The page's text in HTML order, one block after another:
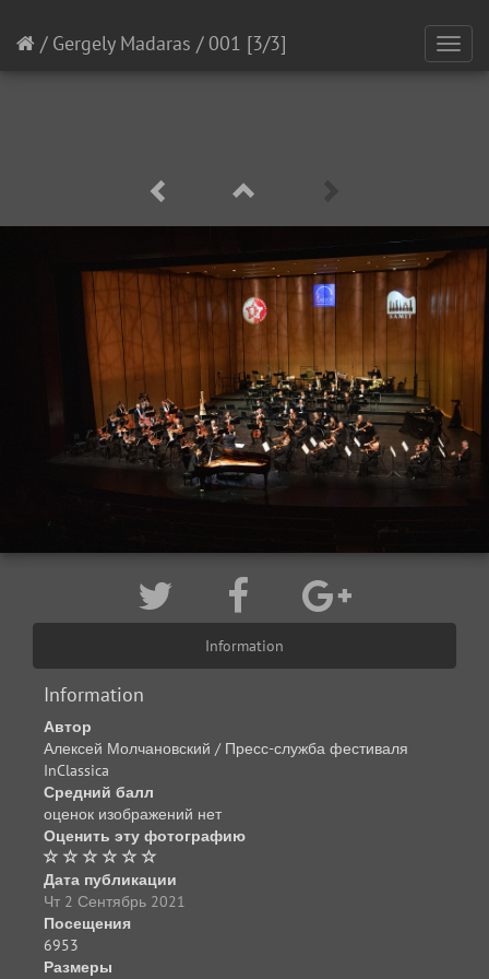
/ Gergely Madaras /001 [3/3]
Information
Information
Автор
Алексей Молчановский / Пресс-служба фестиваля
InClassica
Средний балл
оценок изображений нет
Оценить эту фотографию
Дата публикации
Чт 2 Сентябрь 2021
Посещения
6953
Размеры